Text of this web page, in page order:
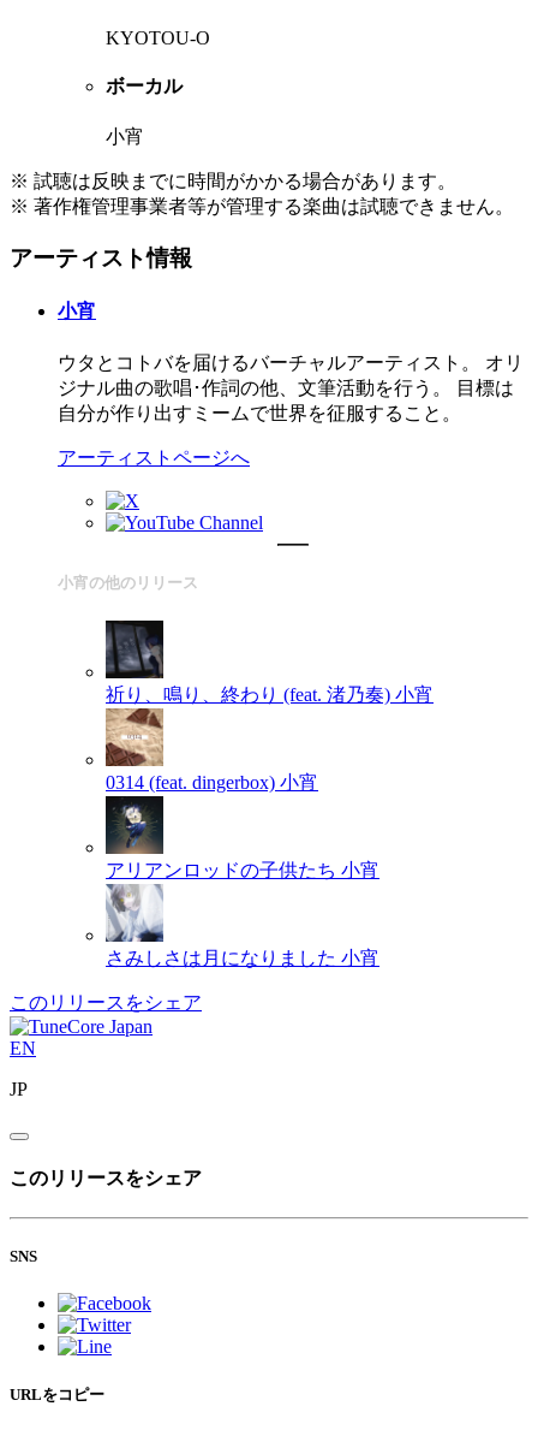
KYOTOU-O
ボーカル
小宵
※ 試聴は反映までに時間がかかる場合があります。
※ 著作権管理事業者等が管理する楽曲は試聴できません。
アーティスト情報
小宵
ウタとコトバを届けるバーチャルアーティスト。 オリ
ジナル曲の歌唱･作詞の他、文筆活動を行う。 目標は
自分が作り出すミームで世界を征服すること。
アーティストページへ
小宵の他のリリース
祈り、鳴り、終わり (feat. 渚乃奏) 小宵
0314 (feat. dingerbox) 小宵
アリアンロッドの子供たち 小宵
さみしさは月になりました 小宵
このリリースをシェア
EN
JP
このリリースをシェア
SNS
URLをコピー